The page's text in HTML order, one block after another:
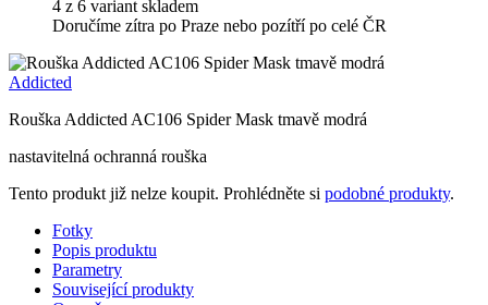
4 z 6 variant skladem
Doručíme zítra po Praze nebo pozítří po celé ČR
Addicted
Rouška Addicted AC106 Spider Mask tmavě modrá
nastavitelná ochranná rouška
Tento produkt již nelze koupit. Prohlédněte si podobné produkty.
Fotky
Popis produktu
Parametry
Související produkty